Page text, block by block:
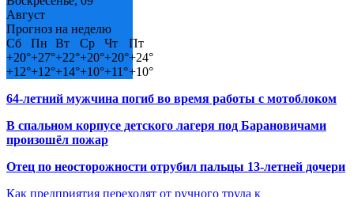
Август
Прогноз на неделю
Сб
Пн Вт Ср Чт
Пт
+20°+27°+22°+20°+20°+24°
+12°+12°+14°+10°+11°+10°
64-летний мужчина погиб во время работы с мотоблоком
В спальном корпусе детского лагеря под Барановичами
произошёл пожар
Отец по неосторожности отрубил пальцы 13-летней дочери
Как предприятия переходят от ручного труда к